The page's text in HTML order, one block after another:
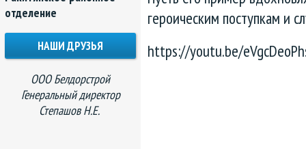
героическим поступкам и
https://youtu.be/
отделение
НАШИ ДРУЗЬЯ
ООО Белдорстрой
Генеральный директор
Степашов Н.Е.